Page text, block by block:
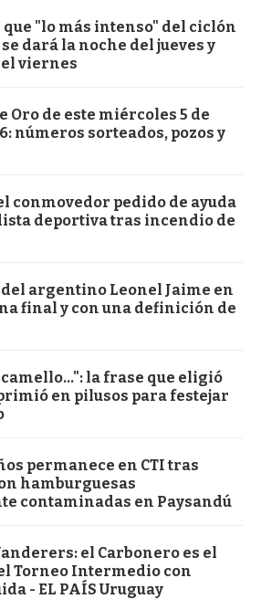
"lo más intenso" del ciclón
dará la noche del jueves y
viernes
Oro de este miércoles 5 de
números sorteados, pozos y
conmovedor pedido de ayuda
deportiva tras incendio de
argentino Leonel Jaime en
final y con una definición de
la frase que eligió
en pilusos para festejar
permanece en CTI tras
hamburguesas
contaminadas en Paysandú
el Carbonero es el
Torneo Intermedio con
- EL PAÍS Uruguay